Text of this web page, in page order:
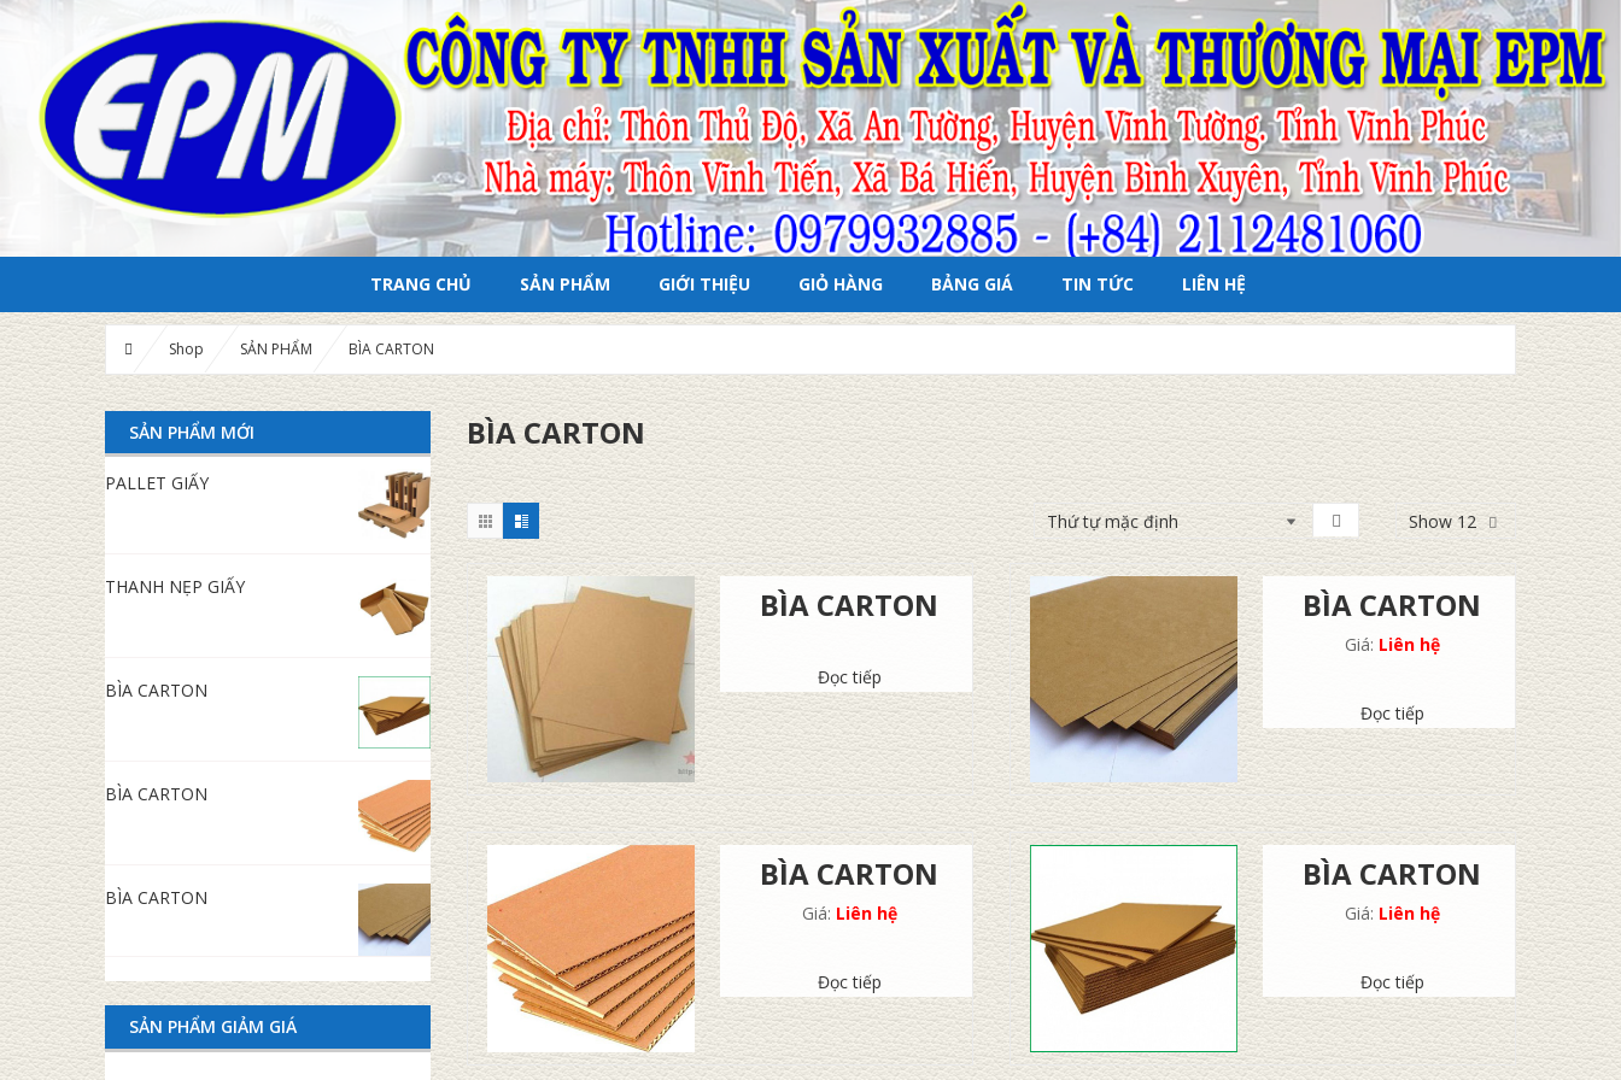
TRANG CHỦ SẢN PHẨM GIỚI THIỆU GIỎ HÀNG BẢNG GIÁ TIN TỨC LIÊN HỆ
Shop SẢN PHẨM BÌA CARTON
SẢN PHẨM MỚI
PALLET GIẤY
THANH NẸP GIẤY
BÌA CARTON
BÌA CARTON
BÌA CARTON
SẢN PHẨM GIẢM GIÁ
BÌA CARTON
Show 12
BÌA CARTON
Đọc tiếp
BÌA CARTON
Giá: Liên hệ
Đọc tiếp
BÌA CARTON
Giá: Liên hệ
Đọc tiếp
BÌA CARTON
Giá: Liên hệ
Đọc tiếp